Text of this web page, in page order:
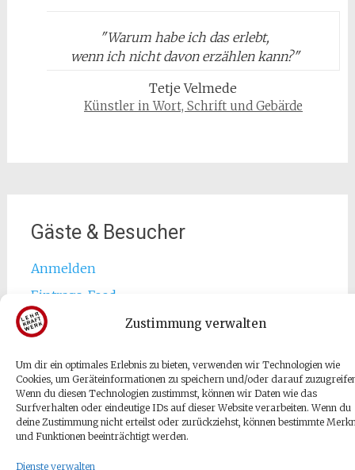
Zustimmung verwalten
Um dir ein optimales Erlebnis zu bieten, verwenden wir Technologien wie
Cookies, um Geräteinformationen zu speichern und/oder darauf
Wenn du diesen Technologien zustimmst, können wir Daten wie das
Surfverhalten oder eindeutige IDs auf dieser Website verarbeiten. Wenn du
deine Zustimmung nicht erteilst oder zurückziehst, können bestimmte
und Funktionen beeinträchtigt werden.
Dienste verwalten
"Warum habe ich das erlebt,
wenn ich nicht davon erzählen kann?"
Tetje Velmede
Künstler in Wort, Schrift und Gebärde
Gäste & Besucher
Anmelden
Eintrags-Feed
Kommentar-Feed
Tetje Velmede
Theme:Radiate